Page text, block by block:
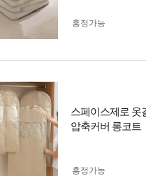
흥정가능
스페이스제로 옷
압축커버 롱코트
흥정가능